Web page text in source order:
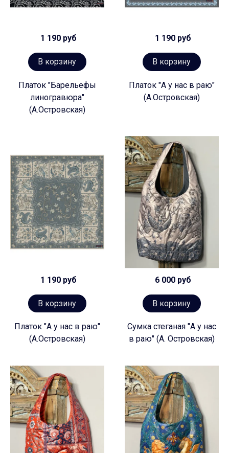
1 190 руб
В корзину
Платок "Барельефы
линогравюра"
(А.Островская)
1 190 руб
В корзину
Платок "А у нас в раю"
(А.Островская)
1 190 руб
В корзину
Платок "А у нас в раю"
(А.Островская)
6 000 руб
В корзину
Сумка стеганая "А у нас
в раю" (А. Островская)